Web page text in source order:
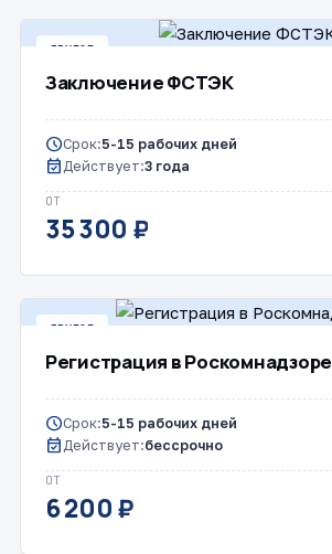
ДРУГОЕ
Заключение ФСТЭК
scheduleСрок:5-15 рабочих дней
event_availableДействует:3 года
ОТ
35 300 ₽
ДРУГОЕ
Регистрация в Роскомнадзоре
scheduleСрок:5-15 рабочих дней
event_available Действует:бессрочно
ОТ
6 200 ₽